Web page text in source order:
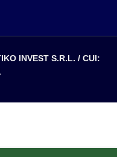
INVEST S.R.L. / CUI: